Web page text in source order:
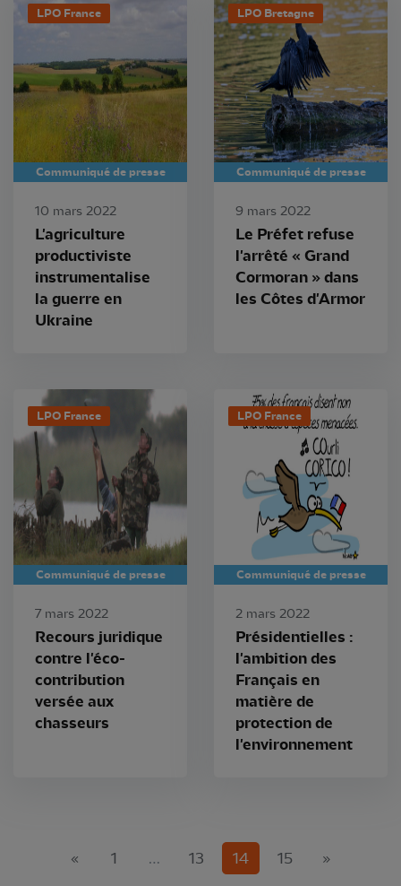
LPO France
Communiqué de presse
10 mars 2022
L'agriculture
productiviste
instrumentalise
la guerre en
Ukraine
LPO Bretagne
Communiqué de presse
9 mars 2022
Le Préfet refuse
l'arrêté « Grand
Cormoran » dans
les Côtes d'Armor
LPO France
Communiqué de presse
7 mars 2022
Recours juridique
contre l'éco-
contribution
versée aux
chasseurs
LPO France
Communiqué de presse
2 mars 2022
Présidentielles :
l'ambition des
Français en
matière de
protection de
l'environnement
« 1 … 13 14(current)
15 »